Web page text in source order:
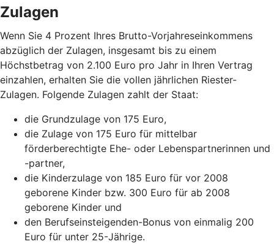
Zulagen
Wenn Sie 4 Prozent Ihres Brutto-Vorjahreseinkommens
abzüglich der Zulagen, insgesamt bis zu einem
Höchstbetrag von 2.100 Euro pro Jahr in Ihren Vertrag
einzahlen, erhalten Sie die vollen jährlichen Riester-
Zulagen. Folgende Zulagen zahlt der Staat:
die Grundzulage von 175 Euro,
die Zulage von 175 Euro für mittelbar
förderberechtigte Ehe- oder Lebenspartnerinnen und
-partner,
die Kinderzulage von 185 Euro für vor 2008
geborene Kinder bzw. 300 Euro für ab 2008
geborene Kinder und
den Berufseinsteigenden-Bonus von einmalig 200
Euro für unter 25-Jährige.